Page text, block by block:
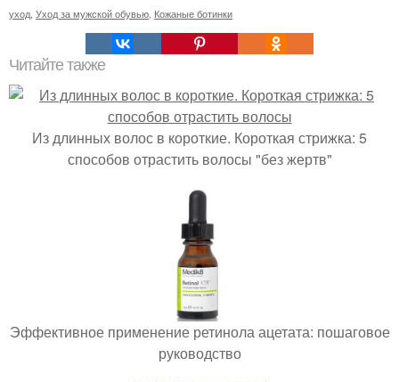
уход Уход за мужской обувью Кожаные ботинки
Читайте также
Из длинных волос в короткие. Короткая стрижка: 5
способов отрастить волосы "без жертв"
Эффективное применение ретинола ацетата: пошаговое
руководство